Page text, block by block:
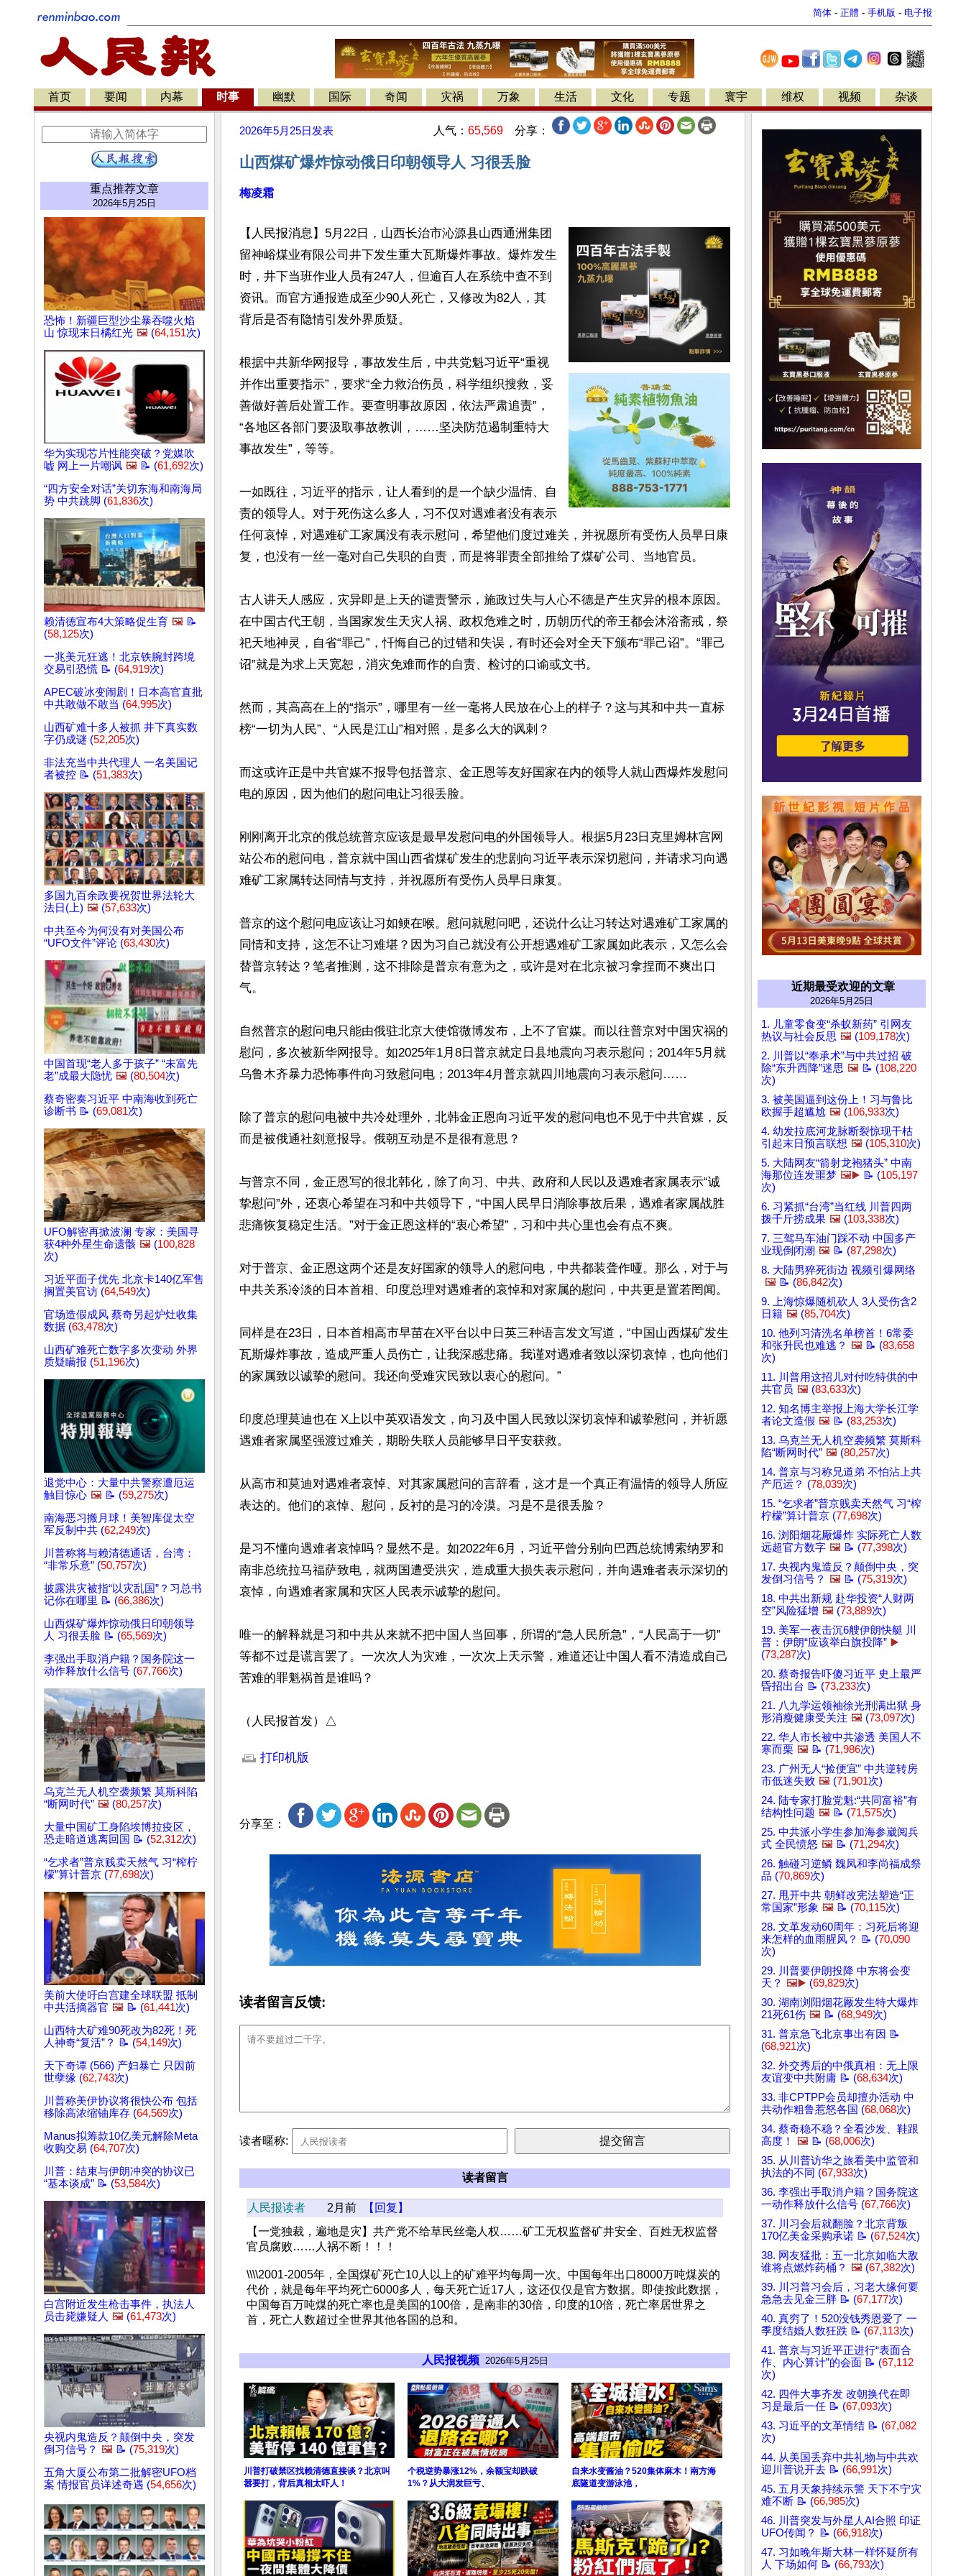
简体 - 正體 - 手机版 - 电子报
首页 要闻 内幕 时事 幽默 国际 奇闻 灾祸 万象 生活 文化 专题 寰宇 维权 视频 杂谈
重点推荐文章
2026年5月25日
恐怖！新疆巨型沙尘暴吞噬火焰
山 惊现末日橘红光 🖼️ (64,151次)
华为实现芯片性能突破？党媒吹
嘘 网上一片嘲讽 🖼️ 📝 (61,692次)
“四方安全对话”关切东海和南海局
势 中共跳脚 (61,836次)
赖清德宣布4大策略促生育 🖼️ 📝
(58,125次)
一兆美元狂逃！北京铁腕封跨境
交易引恐慌 📝 (64,919次)
APEC破冰变闹剧！日本高官直批
中共敢做不敢当 (64,995次)
山西矿难十多人被抓 井下真实数
字仍成谜 (52,205次)
非法充当中共代理人 一名美国记
者被控 📝 (51,383次)
多国九百余政要祝贺世界法轮大
法日(上) 🖼️ (57,633次)
中共至今为何没有对美国公布
“UFO文件”评论 (63,430次)
中国首现“老人多于孩子” “未富先
老”成最大隐忧 🖼️ (80,504次)
蔡奇密奏习近平 中南海收到死亡
诊断书 📝 (69,081次)
UFO解密再掀波澜 专家：美国寻
获4种外星生命遗骸 🖼️ (100,828
次)
习近平面子优先 北京卡140亿军售
搁置美官访 (64,549次)
官场造假成风 蔡奇另起炉灶收集
数据 (63,478次)
山西矿难死亡数字多次变动 外界
质疑瞒报 (51,196次)
退党中心：大量中共警察遭厄运
触目惊心 🖼️ 📝 (59,275次)
南海恶习搬月球！美智库促太空
军反制中共 (62,249次)
川普称将与赖清德通话，台湾：
“非常乐意” (50,757次)
披露洪灾被指“以灾乱国”？习总书
记你在哪里 📝 (66,386次)
山西煤矿爆炸惊动俄日印朝领导
人 习很丢脸 📝 (65,569次)
李强出手取消户籍？国务院这一
动作释放什么信号 (67,766次)
乌克兰无人机空袭频繁 莫斯科陷
“断网时代” 🖼️ (80,257次)
大量中国矿工身陷埃博拉疫区，
恐走暗道逃离回国 📝 (52,312次)
“乞求者”普京贱卖天然气 习“榨柠
檬”算计普京 (77,698次)
美前大使吁白宫建全球联盟 抵制
中共活摘器官 🖼️ 📝 (61,441次)
山西特大矿难90死改为82死！死
人神奇“复活”？ 📝 (54,149次)
天下奇谭 (566) 产妇暴亡 只因前
世孽缘 (62,743次)
川普称美伊协议将很快公布 包括
移除高浓缩铀库存 (64,569次)
Manus拟筹款10亿美元解除Meta
收购交易 (64,707次)
川普：结束与伊朗冲突的协议已
“基本谈成” 📝 (53,584次)
白宫附近发生枪击事件，执法人
员击毙嫌疑人 🖼️ (61,473次)
央视内鬼造反？颠倒中央，突发
倒习信号？ 🖼️ 📝 (75,319次)
五角大厦公布第二批解密UFO档
案 情报官员详述奇遇 (54,656次)
2026年5月25日 发表 人气： 65,569 分享：
山西煤矿爆炸惊动俄日印朝领导人 习很丢脸
梅凌霜
【人民报消息】5月22日，山西长治市沁源县山西通洲集团
留神峪煤业有限公司井下发生重大瓦斯爆炸事故。爆炸发生
时，井下当班作业人员有247人，但逾百人在系统中查不到
资讯。而官方通报造成至少90人死亡，又修改为82人，其
背后是否有隐情引发外界质疑。
根据中共新华网报导，事故发生后，中共党魁习近平“重视
并作出重要指示”，要求“全力救治伤员，科学组织搜救，妥
善做好善后处置工作。要查明事故原因，依法严肃追责”，
“各地区各部门要汲取事故教训，……坚决防范遏制重特大
事故发生”，等等。
一如既往，习近平的指示，让人看到的是一个缺少温情、自
责的领导人。对于死伤这么多人，习不仅对遇难者没有表示
任何哀悼，对遇难矿工家属没有表示慰问，希望他们度过难关，并祝愿所有受伤人员早日康
复，也没有一丝一毫对自己失职的自责，而是将罪责全部推给了煤矿公司、当地官员。
古人讲天人感应，灾异即是上天的谴责警示，施政过失与人心不德是产生灾异的根本原因。
在中国古代王朝，当国家发生天灾人祸、政权危难之时，历朝历代的帝王都会沐浴斋戒，祭
祀天地神灵，自省“罪己”，忏悔自己的过错和失误，有时还会对全天下颁布“罪己诏”。“罪己
诏”就是为求上天宽恕，消灾免难而作的自责、检讨的口谕或文书。
然而，其高高在上的“指示”，哪里有一丝一毫将人民放在心上的样子？这与其和中共一直标
榜“一切为人民”、“人民是江山”相对照，是多么大的讽刺？
而这或许正是中共官媒不报导包括普京、金正恩等友好国家在内的领导人就山西爆炸发慰问
电的原因，因为他们的慰问电让习很丢脸。
刚刚离开北京的俄总统普京应该是最早发慰问电的外国领导人。根据5月23日克里姆林宫网
站公布的慰问电，普京就中国山西省煤矿发生的悲剧向习近平表示深切慰问，并请求习向遇
难矿工家属转达同情与支持，并祝愿所有受伤人员早日康复。
普京的这个慰问电应该让习如鲠在喉。慰问就慰问吧，还说什么让习转达对遇难矿工家属的
同情和支持，这怎不让习难堪？因为习自己就没有公开想遇难矿工家属如此表示，又怎么会
替普京转达？笔者推测，这不排除是普京有意为之，或许是对在北京被习拿捏而不爽出口
气。
自然普京的慰问电只能由俄驻北京大使馆微博发布，上不了官媒。而以往普京对中国灾祸的
慰问，多次被新华网报导。如2025年1月8日普京就定日县地震向习表示慰问；2014年5月就
乌鲁木齐暴力恐怖事件向习致慰问电；2013年4月普京就四川地震向习表示慰问……
除了普京的慰问电被中共冷处理外，北韩金正恩向习近平发的慰问电也不见于中共官媒，反
而是被俄通社刻意报导。俄朝互动是不是很有意思？
与普京不同，金正恩写的很北韩化，除了向习、中共、政府和人民以及遇难者家属表示“诚
挚慰问”外，还衷心希望在习和中共领导下，“中国人民早日消除事故后果，遇难者家属战胜
悲痛恢复稳定生活。”对于金正恩这样的“衷心希望”，习和中共心里也会有点不爽。
对于普京、金正恩这两个还是友好国家的领导人的慰问电，中共都装聋作哑。那么，对于与
中共关系冷淡的日本首相、印度总理对遇难者的哀悼和对家属的慰问，中共更是置若罔闻。
同样是在23日，日本首相高市早苗在X平台以中日英三种语言发文写道，“中国山西煤矿发生
瓦斯爆炸事故，造成严重人员伤亡，让我深感悲痛。我谨对遇难者致以深切哀悼，也向他们
的家属致以诚挚的慰问。我还向受难灾民致以衷心的慰问。”
印度总理莫迪也在 X上以中英双语发文，向习及中国人民致以深切哀悼和诚挚慰问，并祈愿
遇难者家属坚强渡过难关，期盼失联人员能够早日平安获救。
从高市和莫迪对遇难者哀悼、对其家属慰问的言辞看，这才是一个真正有温情的领导人所应
表达的。他们的哀悼、慰问，反衬的是习的冷漠。习是不是很丢脸？
是习不懂向遇难者哀悼吗？显然不是。如2022年6月，习近平曾分别向巴西总统博索纳罗和
南非总统拉马福萨致电，就两国遭受洪灾，造成重大损失表示慰问，并向遇难者表示深切的
哀悼，向遇难者家属和灾区人民表示诚挚的慰问。
唯一的解释就是习和中共从来就不把中国人当回事，所谓的“急人民所急”，“人民高于一切”
等都不过是谎言罢了。一次次人为灾难，一次次上天示警，难道还让中国人看不清造成自己
苦难的罪魁祸首是谁吗？
（人民报首发）△
打印机版
分享至：
读者留言反馈:
读者暱称:
读者留言
人民报读者 2月前
【回复】
【一党独裁，遍地是灾】共产党不给草民丝毫人权……矿工无权监督矿井安全、百姓无权监督
官员腐败……人祸不断！！！
\\\\2001-2005年，全国煤矿死亡10人以上的矿难平均每周一次。中国每年出口8000万吨煤炭的
代价，就是每年平均死亡6000多人，每天死亡近17人，这还仅仅是官方数据。即使按此数据，
中国每百万吨煤的死亡率也是美国的100倍，是南非的30倍，印度的10倍，死亡率居世界之
首，死亡人数超过全世界其他各国的总和。
人民报视频 2026年5月25日
川普打破禁区找赖清德直接谈？北京叫
嚣要打，背后真相太吓人！
个税逆势暴涨12%，余额宝却跌破
1%？从大润发巨亏、
自来水变酱油？520集体麻木！南方海
底隧道变游泳池，
近期最受欢迎的文章
2026年5月25日
1. 儿童零食变“杀蚁新药” 引网友
热议与社会反思 🖼️ (109,178次)
2. 川普以“奉承术”与中共过招 破
除“东升西降”迷思 🖼️ 📝 (108,220
次)
3. 被美国逼到这份上！习与鲁比
欧握手超尴尬 🖼️ (106,933次)
4. 幼发拉底河龙脉断裂惊现干枯
引起末日预言联想 🖼️ (105,310次)
5. 大陆网友“箭射龙袍猪头” 中南
海那位连发噩梦 🖼️▶️ 📝 (105,197
次)
6. 习紧抓“台湾”当红线 川普四两
拨千斤捞成果 🖼️ (103,338次)
7. 三驾马车油门踩不动 中国多产
业现倒闭潮 🖼️ 📝 (87,298次)
8. 大陆男猝死街边 视频引爆网络
🖼️ 📝 (86,842次)
9. 上海惊爆随机砍人 3人受伤含2
日籍 🖼️ (85,704次)
10. 他列习清洗名单榜首！6常委
和张升民也难逃？ 🖼️ 📝 (83,658
次)
11. 川普用这招儿对付吃特供的中
共官员 🖼️ (83,633次)
12. 知名博主举报上海大学长江学
者论文造假 🖼️ 📝 (83,253次)
13. 乌克兰无人机空袭频繁 莫斯科
陷“断网时代” 🖼️ (80,257次)
14. 普京与习称兄道弟 不怕沾上共
产厄运？ (78,039次)
15. “乞求者”普京贱卖天然气 习“榨
柠檬”算计普京 (77,698次)
16. 浏阳烟花厰爆炸 实际死亡人数
远超官方数字 🖼️ 📝 (77,398次)
17. 央视内鬼造反？颠倒中央，突
发倒习信号？ 🖼️ 📝 (75,319次)
18. 中共出新规 赴华投资“人财两
空”风险猛增 🖼️ (73,889次)
19. 美军一夜击沉6艘伊朗快艇 川
普：伊朗“应该举白旗投降” ▶️
(73,287次)
20. 蔡奇报告吓傻习近平 史上最严
昏招出台 📝 (73,233次)
21. 八九学运领袖徐光刑满出狱 身
形消瘦健康受关注 🖼️ (73,097次)
22. 华人市长被中共渗透 美国人不
寒而栗 🖼️ 📝 (71,986次)
23. 广州无人“捡便宜” 中共逆转房
市低迷失败 🖼️ (71,901次)
24. 陆专家打脸党魁:“共同富裕”有
结构性问题 🖼️ 📝 (71,575次)
25. 中共派小学生参加海参崴阅兵
式 全民愤怒 🖼️ 📝 (71,294次)
26. 触碰习逆鳞 魏凤和李尚福成祭
品 (70,869次)
27. 甩开中共 朝鲜改宪法塑造“正
常国家”形象 🖼️ 📝 (70,115次)
28. 文革发动60周年：习死后将迎
来怎样的血雨腥风？ 📝 (70,090
次)
29. 川普要伊朗投降 中东将会变
天？ 🖼️▶️ (69,829次)
30. 湖南浏阳烟花厰发生特大爆炸
21死61伤 🖼️ 📝 (68,949次)
31. 普京急飞北京事出有因 📝
(68,921次)
32. 外交秀后的中俄真相：无上限
友谊变中共附庸 📝 (68,634次)
33. 非CPTPP会员却擅办活动 中
共动作粗鲁惹怒各国 (68,068次)
34. 蔡奇稳不稳？全看沙发、鞋跟
高度！
🖼️ 📝 (68,006次)
35. 从川普访华之旅看美中监管和
执法的不同 (67,933次)
36. 李强出手取消户籍？国务院这
一动作释放什么信号 (67,766次)
37. 川习会后就翻脸？北京背叛
170亿美金采购承诺 📝 (67,524次)
38. 网友猛批：五一北京如临大敌
谁将点燃炸药桶？ 🖼️ (67,382次)
39. 川习普习会后，习老大缘何要
急急去见金三胖 📝 (67,177次)
40. 真穷了！520没钱秀恩爱了 一
季度结婚人数狂跌 📝 (67,113次)
41. 普京与习近平正进行“表面合
作、内心算计”的会面 📝 (67,112
次)
42. 四件大事齐发 改朝换代在即
习是最后一任 📝 (67,093次)
43. 习近平的文革情结 📝 (67,082
次)
44. 从美国丢弃中共礼物与中共欢
迎川普说开去 📝 (66,991次)
45. 五月天象持续示警 天下不宁灾
难不断 📝 (66,985次)
46. 川普突发与外星人AI合照 印证
UFO传闻？ 📝 (66,918次)
47. 习如晚年斯大林一样怀疑所有
人 下场如何 📝 (66,793次)